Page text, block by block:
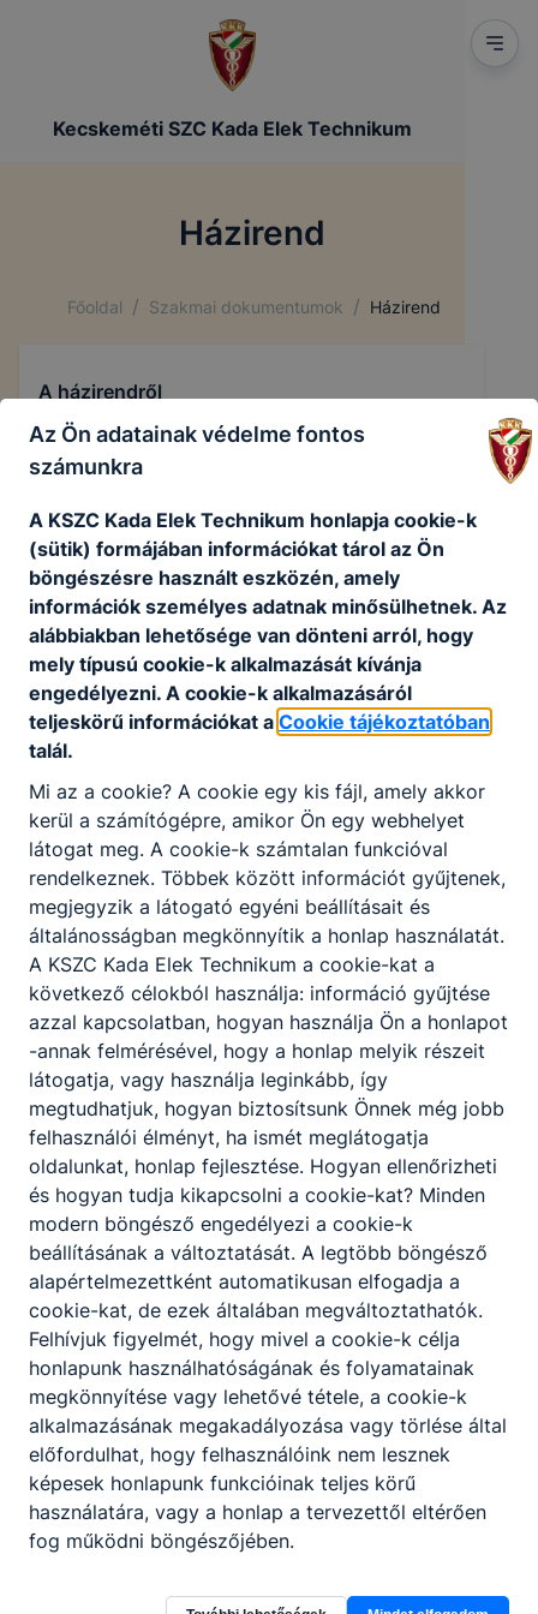
Kecskeméti SZC Kada Elek Technikum
Házirend
Főoldal / Szakmai dokumentumok / Házirend
A házirendről
Házirend
A házirend letölthető PDF
formátumban
Kérjük, töltse le és olvassa el figyelmesen
iskolánk házirendjét.
Partnereink
Az Ön adatainak védelme fontos
számunkra
A KSZC Kada Elek Technikum honlapja cookie-k
(sütik) formájában információkat tárol az Ön
böngészésre használt eszközén, amely
információk személyes adatnak minősülhetnek. Az
alábbiakban lehetősége van dönteni arról, hogy
mely típusú cookie-k alkalmazását kívánja
engedélyezni. A cookie-k alkalmazásáról
teljeskörű információkat a Cookie tájékoztatóban
talál.
Mi az a cookie? A cookie egy kis fájl, amely akkor
kerül a számítógépre, amikor Ön egy webhelyet
látogat meg. A cookie-k számtalan funkcióval
rendelkeznek. Többek között információt gyűjtenek,
megjegyzik a látogató egyéni beállításait és
általánosságban megkönnyítik a honlap használatát.
A KSZC Kada Elek Technikum a cookie-kat a
következő célokból használja: információ gyűjtése
azzal kapcsolatban, hogyan használja Ön a honlapot
-annak felmérésével, hogy a honlap melyik részeit
látogatja, vagy használja leginkább, így
megtudhatjuk, hogyan biztosítsunk Önnek még jobb
felhasználói élményt, ha ismét meglátogatja
oldalunkat, honlap fejlesztése. Hogyan ellenőrizheti
és hogyan tudja kikapcsolni a cookie-kat? Minden
modern böngésző engedélyezi a cookie-k
beállításának a változtatását. A legtöbb böngésző
alapértelmezettként automatikusan elfogadja a
cookie-kat, de ezek általában megváltoztathatók.
Felhívjuk figyelmét, hogy mivel a cookie-k célja
honlapunk használhatóságának és folyamatainak
megkönnyítése vagy lehetővé tétele, a cookie-k
alkalmazásának megakadályozása vagy törlése által
előfordulhat, hogy felhasználóink nem lesznek
képesek honlapunk funkcióinak teljes körű
használatára, vagy a honlap a tervezettől eltérően
fog működni böngészőjében.